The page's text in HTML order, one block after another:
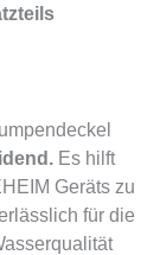
Es hilft
Geräts zu
für die